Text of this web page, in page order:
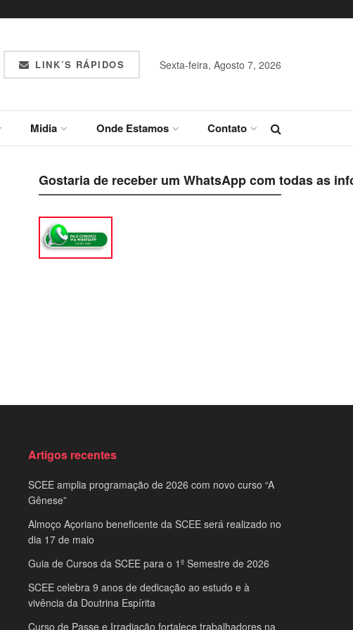
LINK´S RÁPIDOS Sexta-feira, Agosto 7, 2026
Midia Onde Estamos Contato
Gostaria de receber um WhatsApp com todas as
Artigos recentes
SCEE amplia programação de 2026 com novo curso “A
Gênese”
Almoço Açoriano beneficente da SCEE será realizado no
dia 17 de maio
Guia de Cursos da SCEE para o 1º Semestre de 2026
SCEE celebra 9 anos de dedicação ao estudo e à
vivência da Doutrina Espírita
Curso de Passe e Irradiação fortalece trabalhadores na